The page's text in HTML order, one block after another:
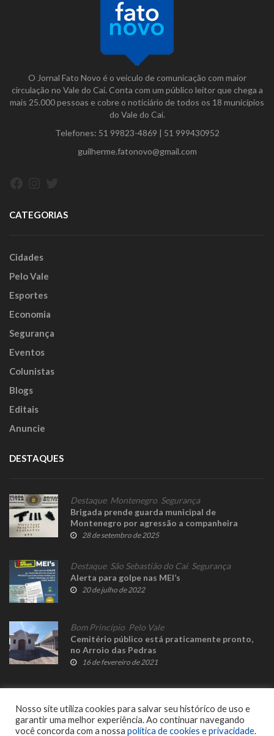
O Jornal Fato Novo é o veículo de comunicação com maior
circulação no Vale do Caí. Conta com um público leitor que chega a
mais 25.000 pessoas e cobre o noticiário de todos os 18 municípios
do Vale do Caí.
Telefones: 51 99823-4869 | 51 999430952
guilherme.fatonovo@gmail.com
CATEGORIAS
Cidades
Pelo Vale
Esportes
Economia
Segurança
Eventos
Colunistas
Blogs
Editais
Anuncie
DESTAQUES
Destaque, Montenegro Segurança
Brigada prende guarda municipal de
Montenegro por agressão a companheira
28 de setembro de 2025
Destaque, São Sebastião do Caí, Segurança
Alerta para golpe nas MEI’s
20 de julho de 2022
Bom Princípio Pelo Vale
Cemitério público está praticamente pronto,
no Arroio das Pedras
16 de fevereiro de 2021
Nosso site utiliza cookies para salvar seu histórico de uso e
garantir uma melhor experiência. Ao continuar navegando
você concorda com a nossa política de cookies e privacidade.